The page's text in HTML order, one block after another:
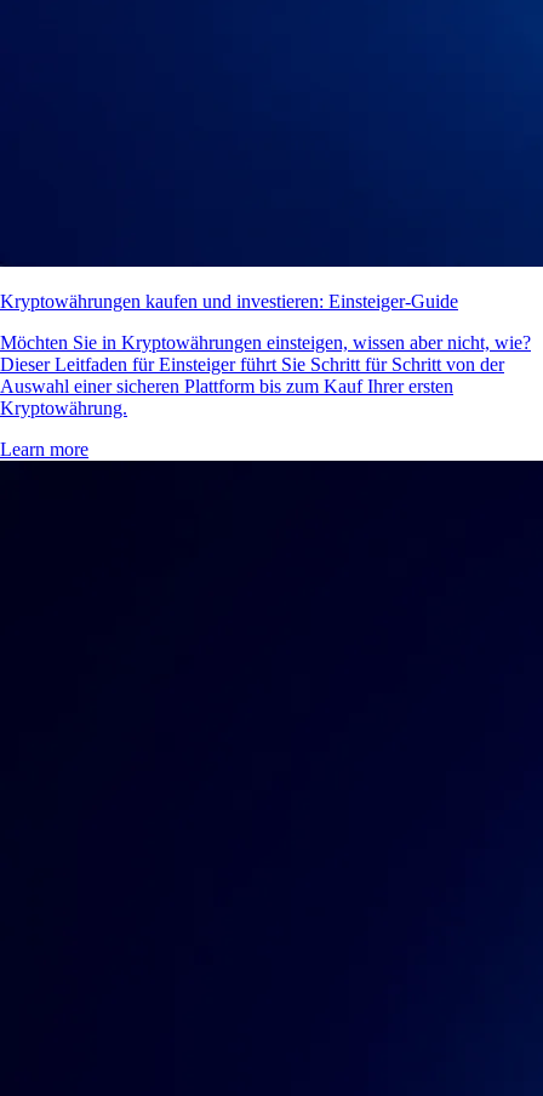
Kryptowährungen kaufen und investieren: Einsteiger-Guide
Möchten Sie in Kryptowährungen einsteigen, wissen aber nicht, wie?
Dieser Leitfaden für Einsteiger führt Sie Schritt für Schritt von der
Auswahl einer sicheren Plattform bis zum Kauf Ihrer ersten
Kryptowährung.
Learn more